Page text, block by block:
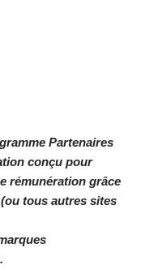
Partenaires
conçu pour
rémunération grâce
tous autres sites